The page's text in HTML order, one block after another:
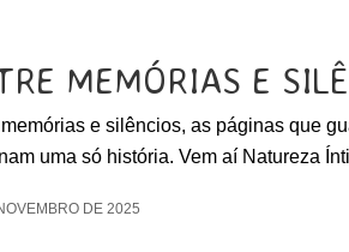
MEMÓRIAS E
e silêncios, as páginas que
uma só história. Vem aí Natureza
DE 2025